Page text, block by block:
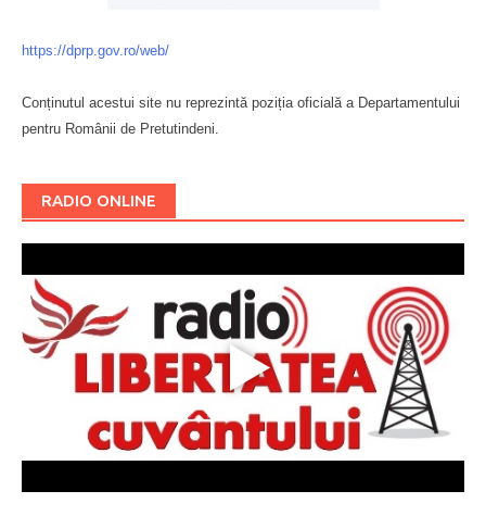
https://dprp.gov.ro/web/
Conținutul acestui site nu reprezintă poziția oficială a Departamentului
pentru Românii de Pretutindeni.
RADIO ONLINE